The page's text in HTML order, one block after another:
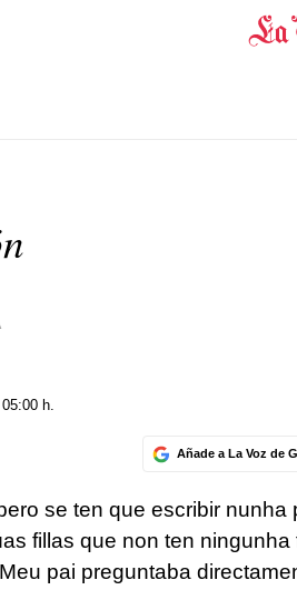
h.
Añade a La Voz de
se ten que escribir nunha
fillas que non ten
pai preguntaba